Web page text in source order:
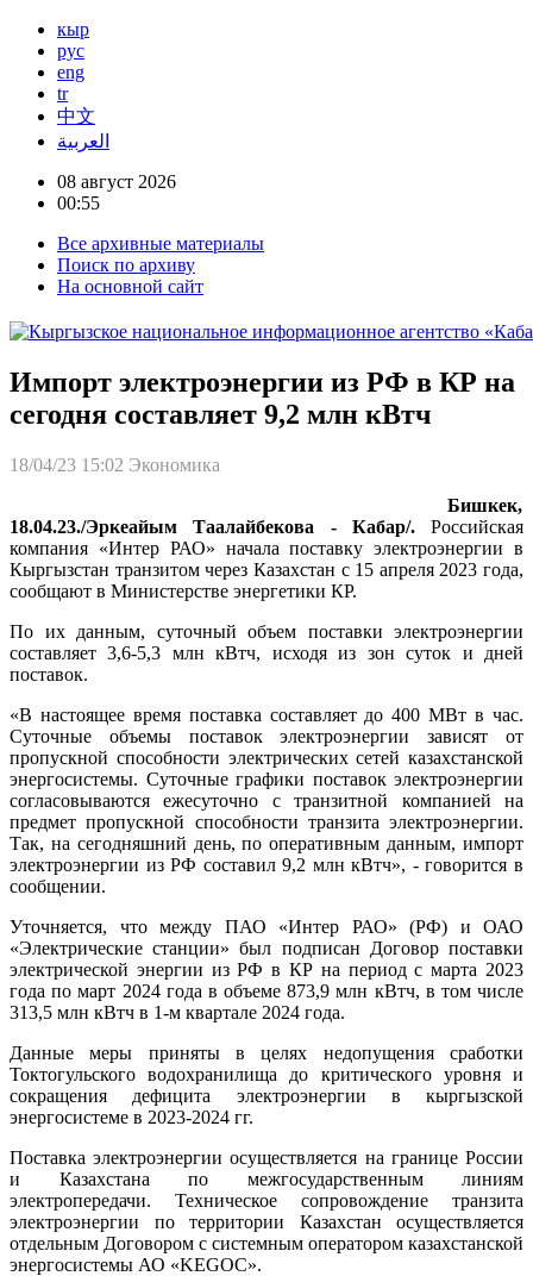
кыр
рус
eng
tr
中文
العربية
08 август 2026
00:55
Все архивные материалы
Поиск по архиву
На основной сайт
Импорт электроэнергии из РФ в КР на
сегодня составляет 9,2 млн кВтч
18/04/23 15:02 Экономика
Бишкек,
18.04.23./Эркеайым Таалайбекова - Кабар/.Российская
компания «Интер РАО» начала поставку электроэнергии в
Кыргызстан транзитом через Казахстан с 15 апреля 2023 года,
сообщают в Министерстве энергетики КР.
По их данным, суточный объем поставки электроэнергии
составляет 3,6-5,3 млн кВтч, исходя из зон суток и дней
поставок.
«В настоящее время поставка составляет до 400 МВт в час.
Суточные объемы поставок электроэнергии зависят от
пропускной способности электрических сетей казахстанской
энергосистемы. Суточные графики поставок электроэнергии
согласовываются ежесуточно с транзитной компанией на
предмет пропускной способности транзита электроэнергии.
Так, на сегодняшний день, по оперативным данным, импорт
электроэнергии из РФ составил 9,2 млн кВтч», - говорится в
сообщении.
Уточняется, что между ПАО «Интер РАО» (РФ) и ОАО
«Электрические станции» был подписан Договор поставки
электрической энергии из РФ в КР на период с марта 2023
года по март 2024 года в объеме 873,9 млн кВтч, в том числе
313,5 млн кВтч в 1-м квартале 2024 года.
Данные меры приняты в целях недопущения сработки
Токтогульского водохранилища до критического уровня и
сокращения дефицита электроэнергии в кыргызской
энергосистеме в 2023-2024 гг.
Поставка электроэнергии осуществляется на границе России
и Казахстана по межгосударственным линиям
электропередачи. Техническое сопровождение транзита
электроэнергии по территории Казахстан осуществляется
отдельным Договором с системным оператором казахстанской
энергосистемы АО «KEGOC».